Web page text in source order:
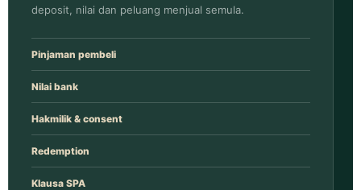
deposit, nilai dan peluang menjual semula.
Pinjaman pembeli
Nilai bank
Hakmilik & consent
Redemption
Klausa SPA